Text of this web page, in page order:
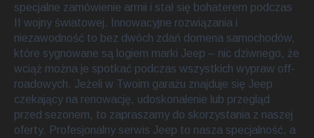
specjalne zamówienie armii i stał się bohaterem podczas
II wojny światowej. Innowacyjne rozwiązania i
niezawodność to bez dwóch zdań domena samochodów,
które sygnowane są logiem marki Jeep – nic dziwnego, że
wciąż można je spotkać podczas wszystkich wypraw off-
roadowych. Jeżeli w Twoim garażu znajduje się Jeep
czekający na renowację, udoskonalenie lub przegląd
przed sezonem, to zapraszamy do skorzystania z naszej
oferty. Profesjonalny serwis Jeep to nasza specjalność, a